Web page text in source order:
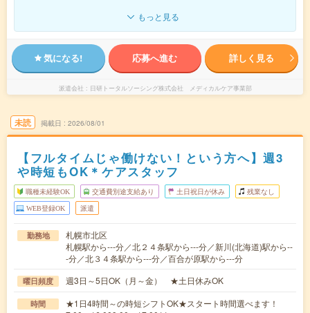
もっと見る
気になる! 応募へ進む 詳しく見る
派遣会社 日研トータルソーシング株式会社 メディカルケア事業部
未読 掲載日 2026/08/01
【フルタイムじゃ働けない！という方へ】週3
や時短もOK＊ケアスタッフ
職種未経験OK 交通費別途支給あり 土日祝日が休み 残業なし
WEB登録OK 派遣
勤務地
札幌市北区
札幌駅から---分／北２４条駅から---分／新川(北海道)駅から--
-分／北３４条駅から---分／百合が原駅から---分
曜日頻度 週3日～5日OK（月～金） ★土日休みOK
時間
★1日4時間～の時短シフトOK★スタート時間選べます！